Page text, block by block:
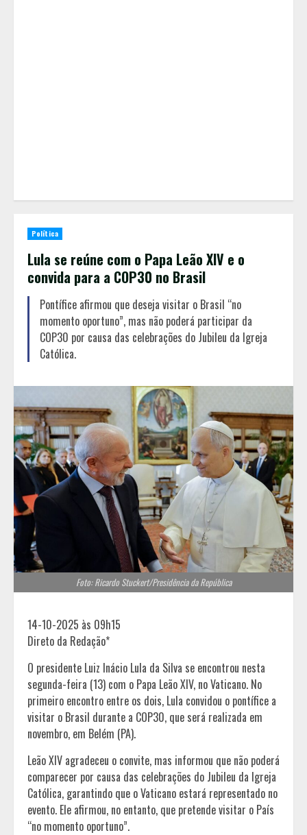
Política
Lula se reúne com o Papa Leão XIV e o
convida para a COP30 no Brasil
Pontífice afirmou que deseja visitar o Brasil “no
momento oportuno”, mas não poderá participar da
COP30 por causa das celebrações do Jubileu da Igreja
Católica.
Foto: Ricardo Stuckert/Presidência da República
14-10-2025 às 09h15
Direto da Redação*
O presidente Luiz Inácio Lula da Silva se encontrou nesta
segunda-feira (13) com o Papa Leão XIV, no Vaticano. No
primeiro encontro entre os dois, Lula convidou o pontífice a
visitar o Brasil durante a COP30, que será realizada em
novembro, em Belém (PA).
Leão XIV agradeceu o convite, mas informou que não poderá
comparecer por causa das celebrações do Jubileu da Igreja
Católica, garantindo que o Vaticano estará representado no
evento. Ele afirmou, no entanto, que pretende visitar o País
“no momento oportuno”.